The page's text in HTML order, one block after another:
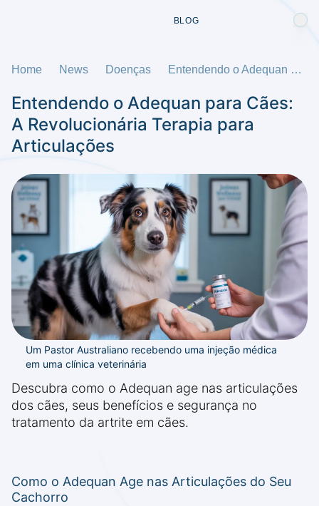
BLOG
Home News Doenças Entendendo o Adequan para Cães: A Revolucionária Terapia para Articulações
Entendendo o Adequan para Cães:
A Revolucionária Terapia para
Articulações
Um Pastor Australiano recebendo uma injeção médica
em uma clínica veterinária
Descubra como o Adequan age nas articulações
dos cães, seus benefícios e segurança no
tratamento da artrite em cães.
Como o Adequan Age nas Articulações do Seu
Cachorro